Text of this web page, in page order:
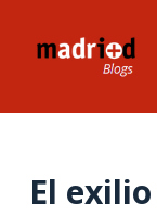
t
El